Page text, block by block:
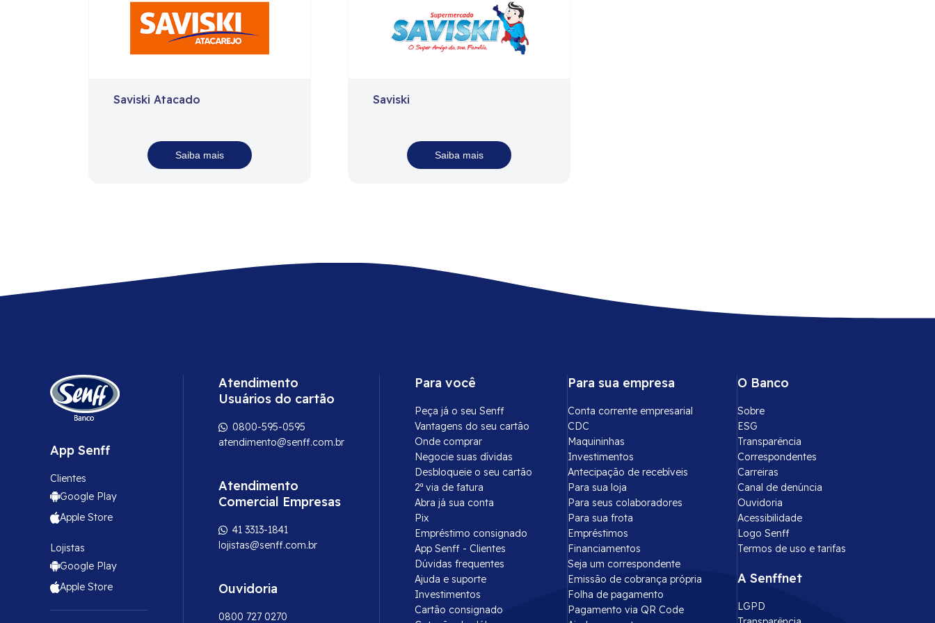
Saviski Atacado
Saiba mais
Saviski
Saiba mais
App Senff
Clientes
Google Play
Apple Store
Lojistas
Google Play
Apple Store
Atendimento
Usuários do cartão
0800-595-0595
atendimento@senff.com.br
Atendimento
Comercial Empresas
41 3313-1841
lojistas@senff.com.br
Ouvidoria
0800 727 0270
Para você
Peça já o seu Senff
Vantagens do seu cartão
Onde comprar
Negocie suas dívidas
Desbloqueie o seu cartão
2ª via de fatura
Abra já sua conta
Pix
Empréstimo consignado
App Senff - Clientes
Dúvidas frequentes
Ajuda e suporte
Investimentos
Cartão consignado
Para sua empresa
Conta corrente empresarial
CDC
Maquininhas
Investimentos
Antecipação de recebíveis
Para sua loja
Para seus colaboradores
Para sua frota
Empréstimos
Financiamentos
Seja um correspondente
Emissão de cobrança própria
Folha de pagamento
Pagamento via QR Code
O Banco
Sobre
ESG
Transparência
Correspondentes
Carreiras
Canal de denúncia
Ouvidoria
Acessibilidade
Logo Senff
Termos de uso e tarifas
A Senffnet
LGPD